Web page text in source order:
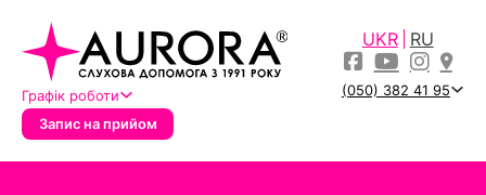
UKR RU
Графік роботи
(050) 382 41 95
Запис на прийом